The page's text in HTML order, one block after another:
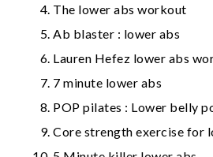
The lower abs workout
Ab blaster : lower abs
Lauren Hefez lower abs
7 minute lower abs
POP pilates : Lower belly
Core strength exercise for